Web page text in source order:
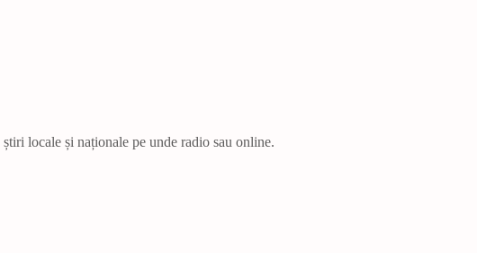
locale și naționale pe unde radio sau online.